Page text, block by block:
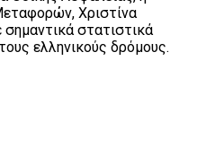
Χριστίνα
στατιστικά
ελληνικούς δρόμους.